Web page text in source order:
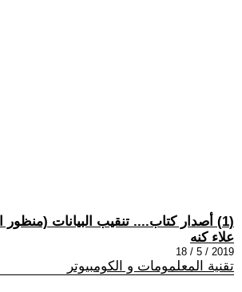
(1) أصدار كتاب.... تنقيب البيانات (منظور الاعمال)
علاء كنه
2019 / 5 / 18
تقنية المعلمومات و الكومبيوتر